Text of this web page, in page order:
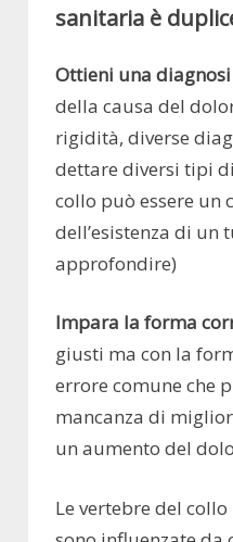
sanitaria è
Ottieni una
della causa del
rigidità, diverse
dettare diversi tipi
collo può essere un
dell’esistenza di un
approfondire)
Impara la forma
giusti ma con la
errore comune che
mancanza di
un aumento del
Le vertebre del